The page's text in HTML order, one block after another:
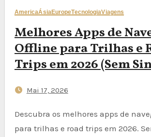
AmericaÁsiaEuropeTecnologiaViagens
Melhores Apps de
Offline para Trilhas e
Trips em 2026 (Sem
Mai 17, 2026
Descubra os melhores apps de navegação offline
para trilhas e road trips em 2026.